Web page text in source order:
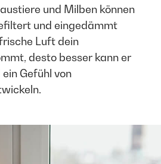
und Milben können
und eingedämmt
Luft dein
desto besser kann er
Gefühl von